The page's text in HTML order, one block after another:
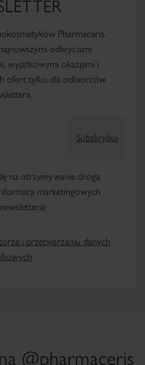
Pharmaceris.
odkryciami
wyjątkowymi okazjami i
ofert tylko dla odbiorców
Subskrybuj
na otrzymywanie drogą
marketingowych
i przetwarzaniu danych
@pharmaceris